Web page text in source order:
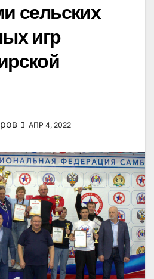
сельских
игр
АПР 4, 2022